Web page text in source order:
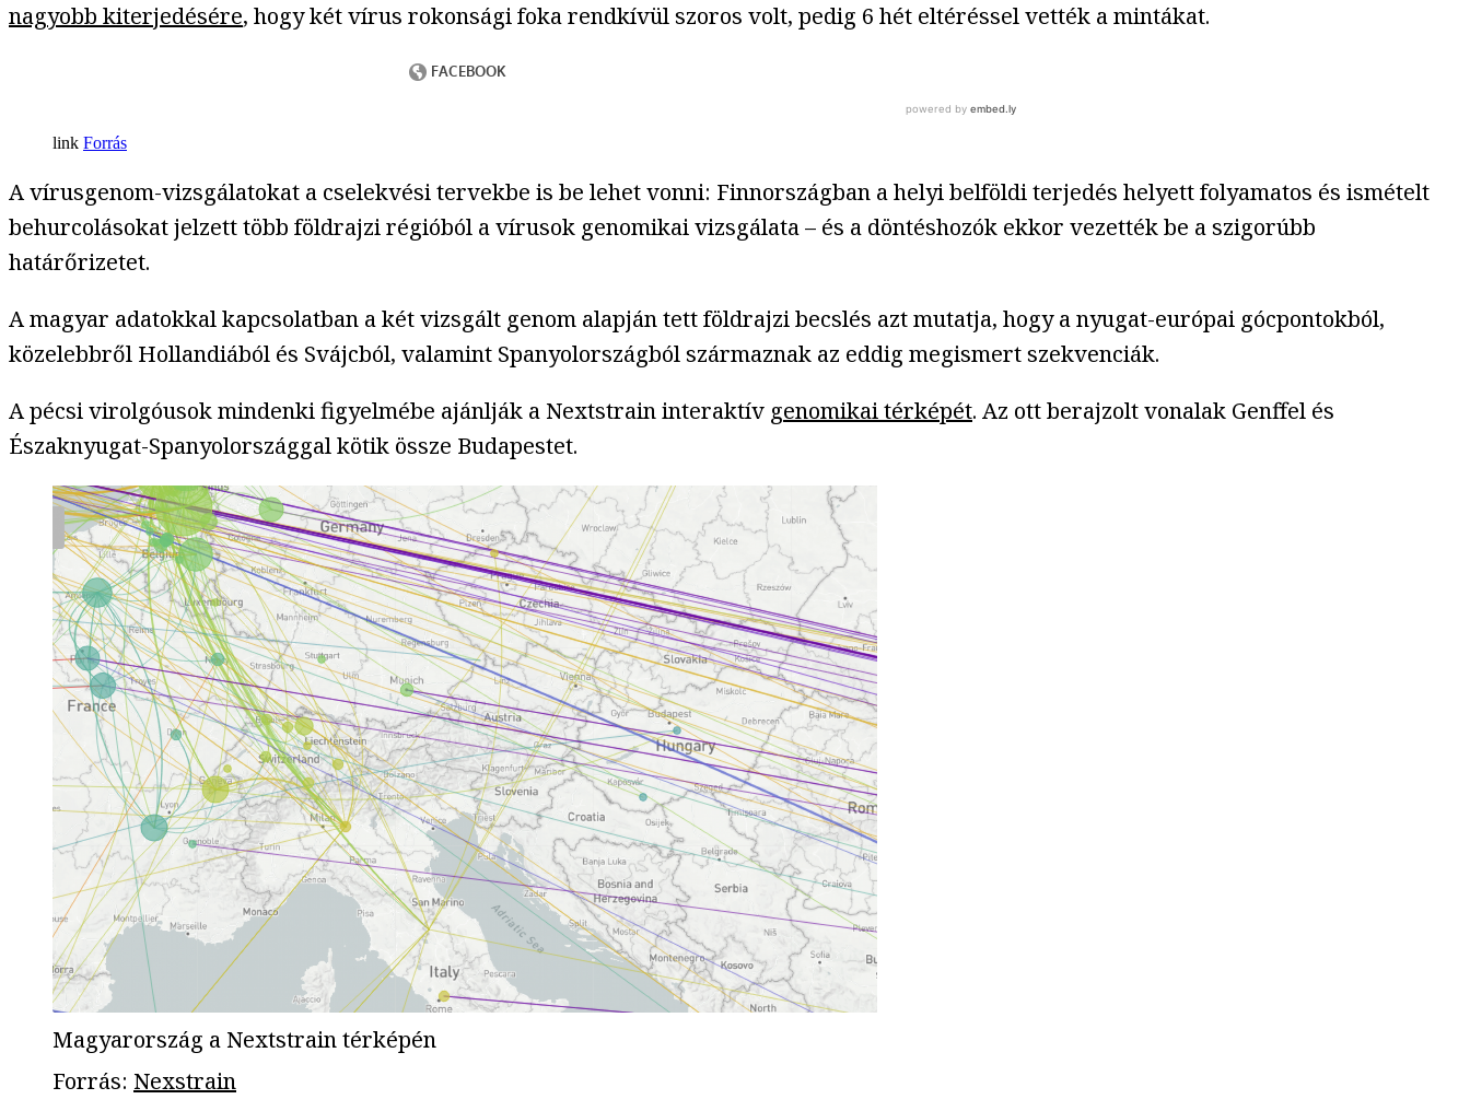
nagyobb kiterjedésére, hogy két vírus rokonsági foka rendkívül szoros volt, pedig 6 hét eltéréssel vették a mintákat.
Forrás
A vírusgenom-vizsgálatokat a cselekvési tervekbe is be lehet vonni: Finnországban a helyi belföldi terjedés helyett folyamatos és ismételt
behurcolásokat jelzett több földrajzi régióból a vírusok genomikai vizsgálata – és a döntéshozók ekkor vezették be a szigorúbb
határőrizetet.
A magyar adatokkal kapcsolatban a két vizsgált genom alapján tett földrajzi becslés azt mutatja, hogy a nyugat-európai gócpontokból,
közelebbről Hollandiából és Svájcból, valamint Spanyolországból származnak az eddig megismert szekvenciák.
A pécsi virolgóusok mindenki figyelmébe ajánlják a Nextstrain interaktív genomikai térképét. Az ott berajzolt vonalak Genffel és
Északnyugat-Spanyolországgal kötik össze Budapestet.
Magyarország a Nextstrain térképén
Forrás: Nexstrain